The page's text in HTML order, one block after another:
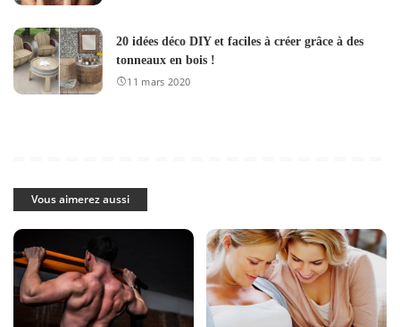
20 idées déco DIY et faciles à créer grâce à des
tonneaux en bois !
11 mars 2020
Vous aimerez aussi